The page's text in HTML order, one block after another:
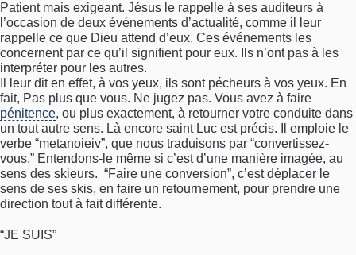
Patient mais exigeant. Jésus le rappelle à ses auditeurs à
l’occasion de deux événements d’actualité, comme il leur
rappelle ce que Dieu attend d’eux. Ces événements les
concernent par ce qu’il signifient pour eux. Ils n’ont pas à les
interpréter pour les autres.
Il leur dit en effet, à vos yeux, ils sont pécheurs à vos yeux. En
fait, Pas plus que vous. Ne jugez pas. Vous avez à faire
pénitence, ou plus exactement, à retourner votre conduite dans
un tout autre sens. Là encore saint Luc est précis. Il emploie le
verbe “metanoieiv”, que nous traduisons par “convertissez-
vous.” Entendons-le même si c’est d’une manière imagée, au
sens des skieurs. “Faire une conversion”, c’est déplacer le
sens de ses skis, en faire un retournement, pour prendre une
direction tout à fait différente.
“JE SUIS”